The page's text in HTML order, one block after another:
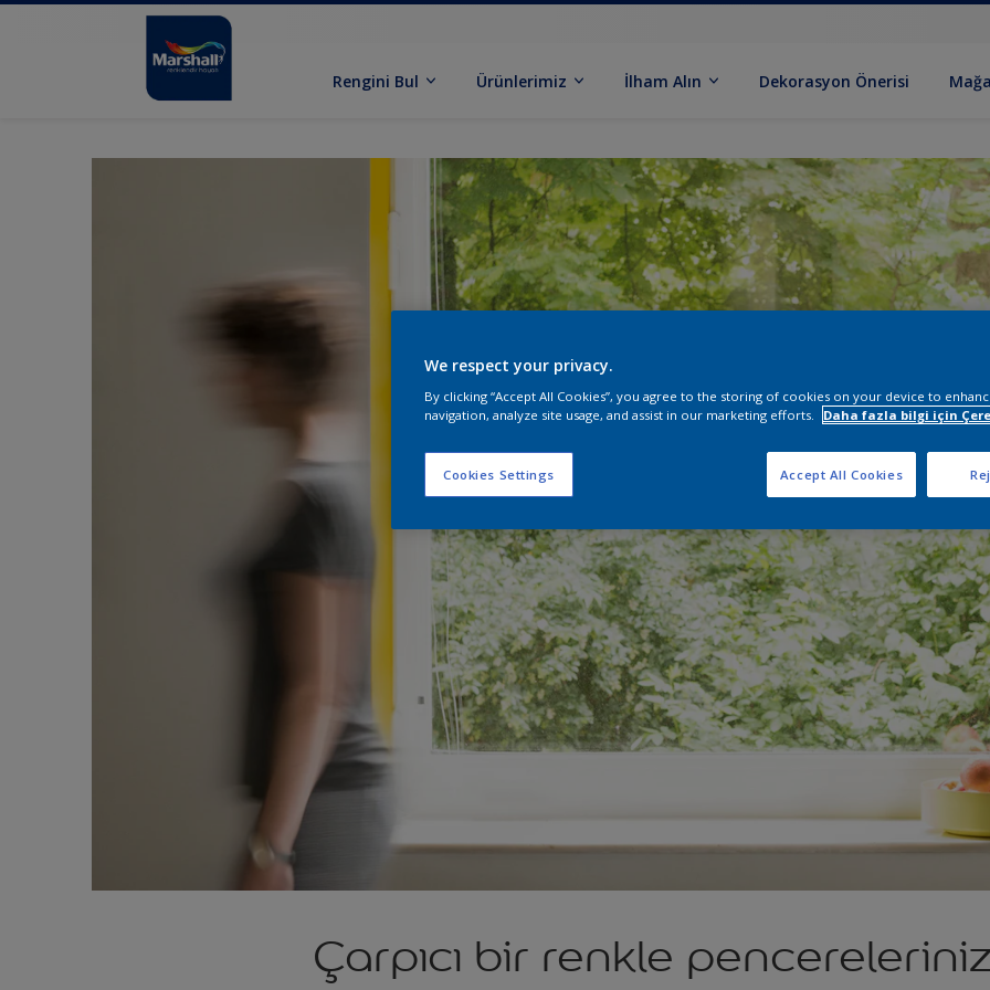
Rengini Bul Ürünlerimiz İlham Alın Dekorasyon Önerisi
Çarpıcı bir renkle
We respect your privacy.
By clicking “Accept All Cookies”, you agree to the storing of cookies on your device to
navigation, analyze site usage, and assist in our marketing efforts.
Daha fazla bilgi için
Cookies Settings Accept All Cookies